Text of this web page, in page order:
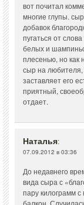
вот почитал
многие глупы.
добавок
пугаться от
белых и
плесенью, но как
сыр на любителя,
заставляет его
приятный,
отдает.
Наталья:
07.09.2012 в 03:36
До недавнего
вида сыра с
пару килограмм
балкон.